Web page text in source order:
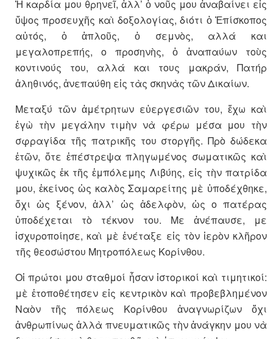
Ἡ καρδία μου θρηνεῖ, ἀλλ’ ὁ νοῦς μου ἀναβαίνει εἰς
ὕψος προσευχῆς καὶ δοξολογίας, διότι ὁ Ἐπίσκοπος
αὐτός, ὁ ἁπλοῦς, ὁ σεμνὸς, αλλά και
μεγαλοπρεπής, ο προσηνὴς, ὁ ἀναπαύων τοὺς
κοντινούς του, αλλά και τους μακράν, Πατήρ
ἀληθινός, ἀνεπαύθη εἰς τὰς σκηνὰς τῶν Δικαίων.
Μεταξύ τῶν ἀμέτρητων εὐεργεσιῶν του, ἔχω καὶ
ἐγὼ τὴν μεγάλην τιμὴν νὰ φέρω μέσα μου τὴν
σφραγίδα τῆς πατρικῆς του στοργῆς. Πρὸ δώδεκα
ἐτῶν, ὅτε ἐπέστρεψα πληγωμένος σωματικῶς καὶ
ψυχικῶς ἐκ τῆς ἐμπόλεμης Λιβύης, εἰς τὴν πατρίδα
μου, ἐκείνος ὡς καλὸς Σαμαρείτης μὲ ὑποδέχθηκε,
ὄχι ὡς ξένον, ἀλλ’ ὡς ἀδελφὸν, ὡς ο πατέρας
ὑποδέχεται τὸ τέκνον του. Με ἀνέπαυσε, με
ἰσχυροποίησε, καὶ μὲ ἐνέταξε εἰς τὸν ἱερὸν κλῆρον
τῆς θεοσώστου Μητροπόλεως Κορίνθου.
Οἱ πρώτοι μου σταθμοί ἦσαν ἱστορικοί καὶ τιμητικοί:
μὲ ἐτοποθέτησεν εἰς κεντρικὸν καὶ προβεβλημένον
Ναὸν τῆς πόλεως Κορίνθου ἀναγνωρίζων ὄχι
ἀνθρωπίνως ἀλλὰ πνευματικῶς τὴν ἀνάγκην μου νὰ